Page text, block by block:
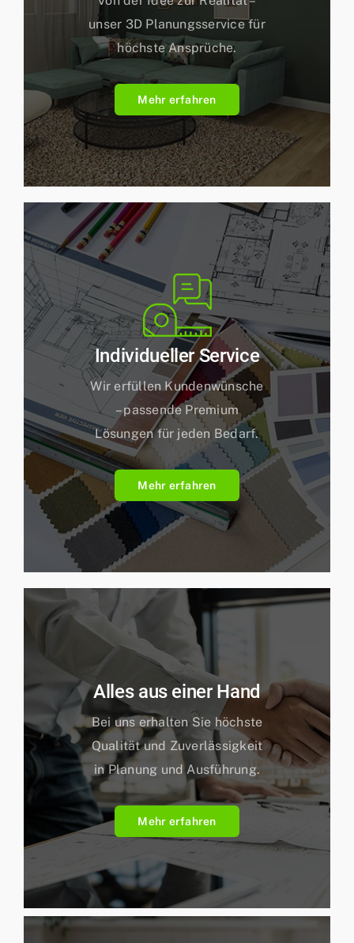
unser 3D Planungsservice für
höchste Ansprüche.
Mehr erfahren
Individueller Service
Wir erfüllen Kundenwünsche
– passende Premium
Lösungen für jeden Bedarf.
Mehr erfahren
Alles aus einer Hand
Bei uns erhalten Sie höchste
Qualität und Zuverlässigkeit
in Planung und Ausführung.
Mehr erfahren